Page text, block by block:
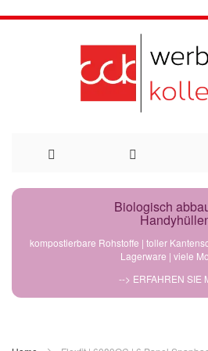
Direkt
Biologisch
kompostierbare Rohstoffe | toller
Lagerware | viele
--> ERFAHREN SIE